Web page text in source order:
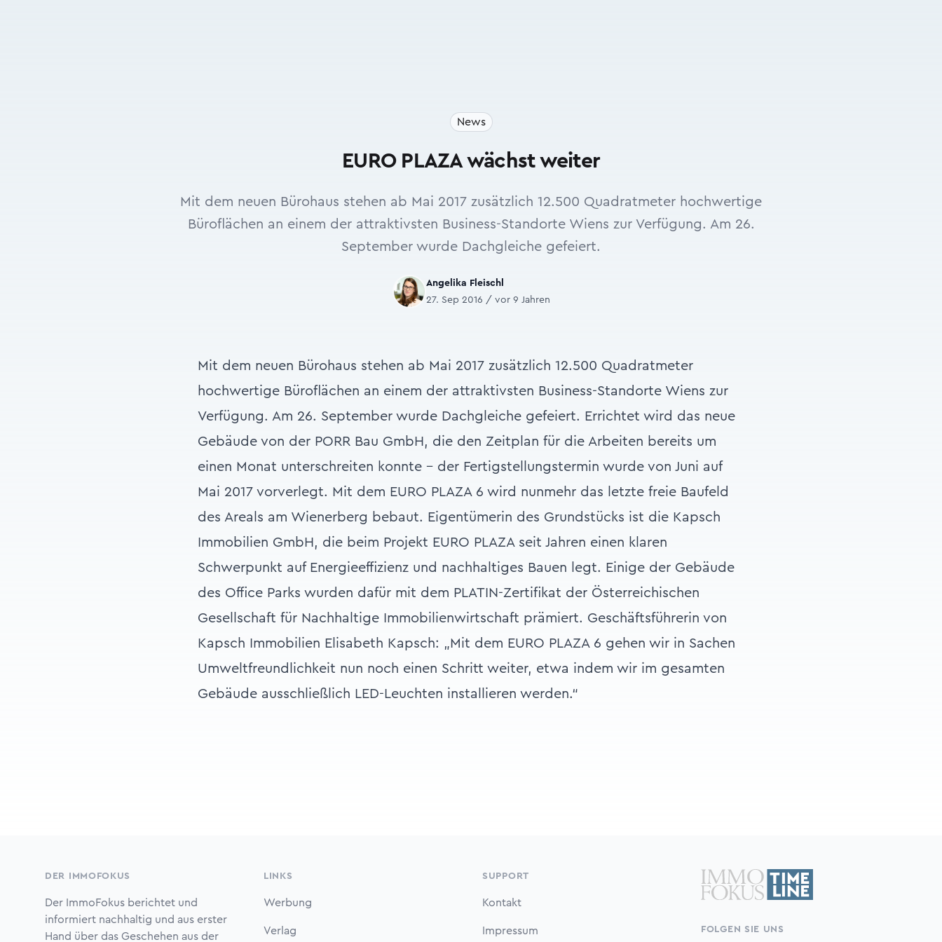
News
EURO PLAZA wächst weiter
Mit dem neuen Bürohaus stehen ab Mai 2017 zusätzlich 12.500 Quadratmeter hochwertige
Büroflächen an einem der attraktivsten Business-Standorte Wiens zur Verfügung. Am 26.
September wurde Dachgleiche gefeiert.
Angelika Fleischl
27. Sep 2016 / vor 9 Jahren
Mit dem neuen Bürohaus stehen ab Mai 2017 zusätzlich 12.500 Quadratmeter
hochwertige Büroflächen an einem der attraktivsten Business-Standorte Wiens zur
Verfügung. Am 26. September wurde Dachgleiche gefeiert. Errichtet wird das neue
Gebäude von der PORR Bau GmbH, die den Zeitplan für die Arbeiten bereits um
einen Monat unterschreiten konnte – der Fertigstellungstermin wurde von Juni auf
Mai 2017 vorverlegt. Mit dem EURO PLAZA 6 wird nunmehr das letzte freie Baufeld
des Areals am Wienerberg bebaut. Eigentümerin des Grundstücks ist die Kapsch
Immobilien GmbH, die beim Projekt EURO PLAZA seit Jahren einen klaren
Schwerpunkt auf Energieeffizienz und nachhaltiges Bauen legt. Einige der Gebäude
des Office Parks wurden dafür mit dem PLATIN-Zertifikat der Österreichischen
Gesellschaft für Nachhaltige Immobilienwirtschaft prämiert. Geschäftsführerin von
Kapsch Immobilien Elisabeth Kapsch: „Mit dem EURO PLAZA 6 gehen wir in Sachen
Umweltfreundlichkeit nun noch einen Schritt weiter, etwa indem wir im gesamten
Gebäude ausschließlich LED-Leuchten installieren werden.“
DER IMMOFOKUS
Der ImmoFokus berichtet und
informiert nachhaltig und aus erster
Hand über das Geschehen aus der
LINKS
Werbung
Verlag
SUPPORT
Kontakt
Impressum FOLGEN SIE UNS